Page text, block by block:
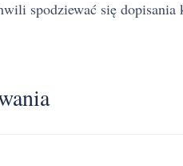
spodziewać się